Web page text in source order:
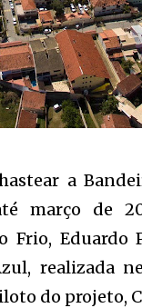
a
março de
Frio,
realizada
do projeto,